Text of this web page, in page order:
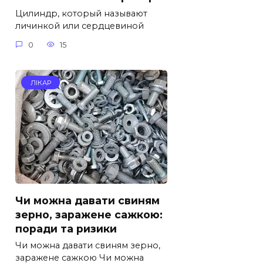
Цилиндр, который называют
личинкой или сердцевиной
0 15
ЛІКАР
Чи можна давати свиням
зерно, заражене сажкою:
поради та ризики
Чи можна давати свиням зерно,
заражене сажкою Чи можна